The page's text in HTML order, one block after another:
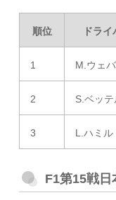
順位 ドライ
1 M.ウェ
2 S.ベッテ
3 L.ハミル
F1第15戦日